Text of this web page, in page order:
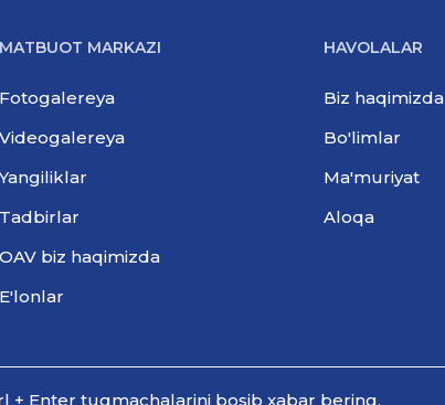
MATBUOT MARKAZI
Fotogalereya
Videogalereya
Yangiliklar
Tadbirlar
OAV biz haqimizda
E'lonlar
HAVOLALAR
Biz haqimizda
Bo'limlar
Ma'muriyat
Aloqa
+ Enter tugmachalarini bosib xabar bering.